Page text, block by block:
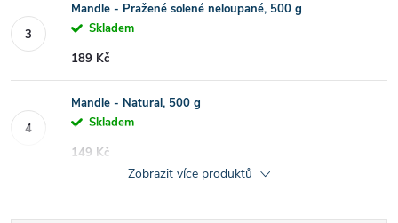
Mandle - Pražené solené neloupané, 500 g
Skladem
189 Kč
Mandle - Natural, 500 g
Skladem
149 Kč
Zobrazit více produktů